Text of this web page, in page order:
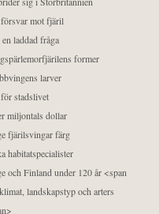
mot fjäril
laddad fråga
former
larver
stadslivet
miljontals dollar
fjärilsvingar färg
habitatspecialister
och Finland under 120 år <span
landskapstyp och arters